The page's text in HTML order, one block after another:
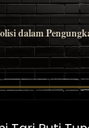
dalam